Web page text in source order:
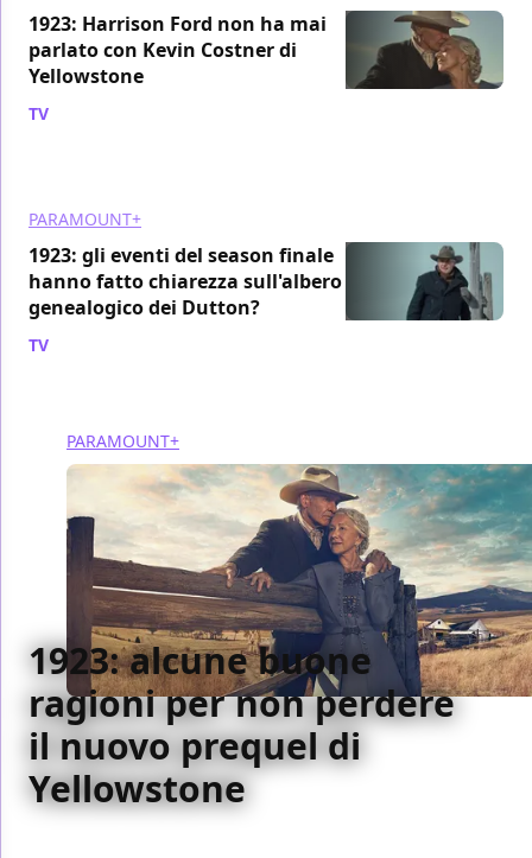
1923: Harrison Ford non ha mai
parlato con Kevin Costner di
Yellowstone
TV
PARAMOUNT+
1923: gli eventi del season finale
hanno fatto chiarezza sull'albero
genealogico dei Dutton?
TV
PARAMOUNT+
1923: alcune buone
ragioni per non perdere
il nuovo prequel di
Yellowstone